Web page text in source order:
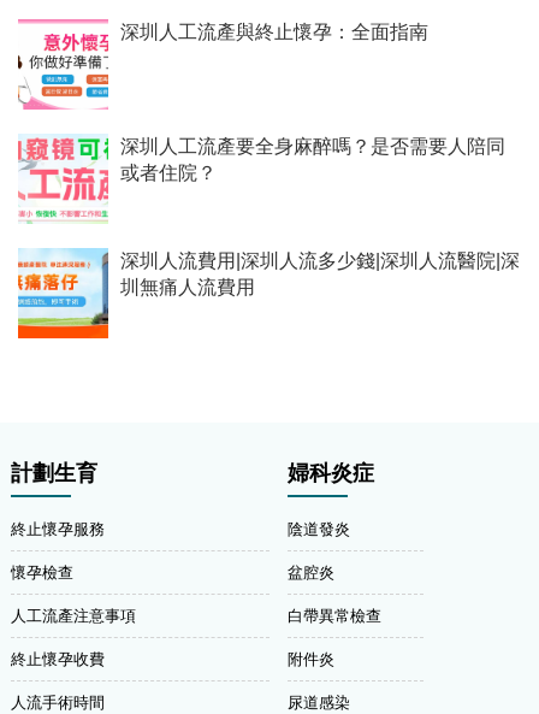
深圳人工流產與終止懷孕：全面指南
深圳人工流產要全身麻醉嗎？是否需要人陪同
或者住院？
深圳人流費用|深圳人流多少錢|深圳人流醫院|深
圳無痛人流費用
計劃生育
終止懷孕服務
懷孕檢查
人工流產注意事項
終止懷孕收費
人流手術時間
婦科炎症
陰道發炎
盆腔炎
白帶異常檢查
附件炎
尿道感染